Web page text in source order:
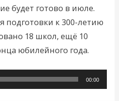
будет готово в июле.
подготовки к 300-летию
18 школ, ещё 10
юбилейного года.
00:00